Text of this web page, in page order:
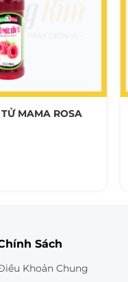
MAMA ROSA
Sách
Khoản Chung